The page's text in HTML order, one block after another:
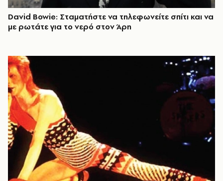
David Bowie: Σταματήστε να τηλεφωνείτε σπίτι και να
με ρωτάτε για το νερό στον Άρη